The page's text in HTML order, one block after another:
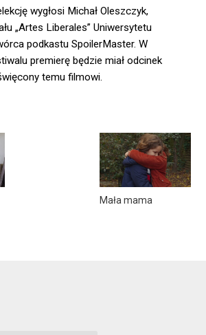
Mała mama
wygłosi Michał Oleszczyk,
„Artes Liberales” Uniwersytetu
podkastu SpoilerMaster. W
premierę będzie miał odcinek
temu filmowi.